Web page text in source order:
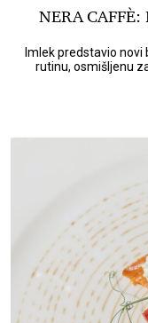
NERA
Imlek predstavio
rutinu, osmišljenu